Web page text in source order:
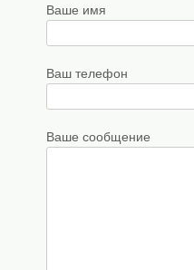
Ваше имя
Ваш телефон
Ваше сообщение